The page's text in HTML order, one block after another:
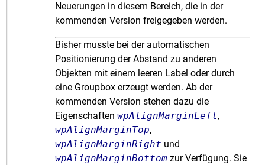
Neuerungen in diesem Bereich, die in der
kommenden Version freigegeben werden.
Bisher musste bei der automatischen
Positionierung der Abstand zu anderen
Objekten mit einem leeren Label oder durch
eine Groupbox erzeugt werden. Ab der
kommenden Version stehen dazu die
EigenschaftenwpAlignMarginLeft,
wpAlignMarginTop,
wpAlignMarginRight und
wpAlignMarginBottom zur Verfügung. Sie